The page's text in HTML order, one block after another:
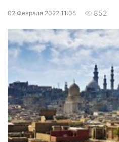
02 Февраля 2022 11:05 852